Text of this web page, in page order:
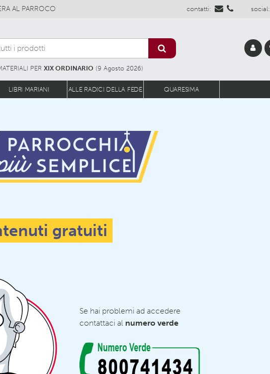
AL PARROCO social:
contatti:
PERXIX ORDINARIO (9 Agosto 2026)
LIBRI MARIANI ALLE RADICI DELLA FEDE QUARESIMA
gratuiti
Se hai problemi ad accedere
contattaci al numero verde